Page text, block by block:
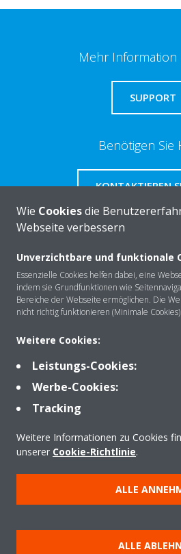
Mehr Information
SUPPORT
Benötigen Sie
KONTAKTIEREN
Über DAIKIN
Anwendungsbereiche
Kontakt
Copyright ©
Wie Cookiesdie
Webseite verbessern
Unverzichtbare und funktionale
Essenzielle Cookies helfen dabei, eine
indem sie Grundfunktionen wie
Bereiche der Webseite ermöglichen. Die
nicht richtig funktionieren (Minimale Cookies).
Weitere Cookies:
Leistungs-Cookies:
Werbe-Cookies:
Tracking
Weitere Informationen zu Cookies
unserer Cookie-Richtlinie.
ALLE
ALLE